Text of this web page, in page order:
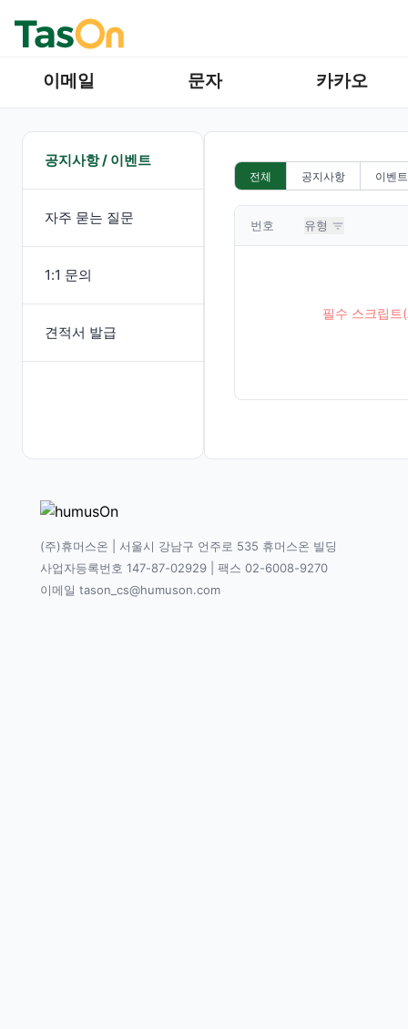
이메일 문자 카카오
공지사항 / 이벤트
자주 묻는 질문
1:1 문의
견적서 발급
전체 공지사항 이벤트
번호 유형
필수 스크립트
(주)휴머스온 | 서울시 강남구 언주로 535 휴머스온 빌딩
사업자등록번호 147-87-02929 | 팩스 02-6008-9270
이메일 tason_cs@humuson.com